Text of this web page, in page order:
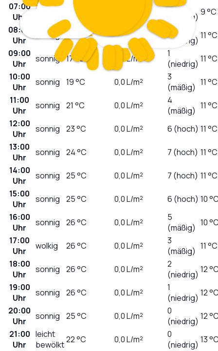
07:00
Uhr
sonnig °C
0
(niedrig) 9 °C
08:00
Uhr
sonnig 12 °C 0,0L/m²
(niedrig) 11 °C
09:00
Uhr
sonnig 17°C L/m²
1
(niedrig) 11 °C
10:00
Uhr
sonnig 19°C 0,0L/m²
3
(mäßig) 11 °C
11:00
Uhr
sonnig 21 °C 0,0L/m²
4
(mäßig) 11 °C
12:00
Uhr
sonnig 23°C 0,0L/m² 6 (hoch) 11 °C
13:00
Uhr
sonnig 24°C 0,0L/m² 7 (hoch) 11 °C
14:00
Uhr
sonnig 25°C 0,0L/m² 7 (hoch) 11 °C
15:00
Uhr
sonnig 25°C 0,0L/m² 6 (hoch) 10
16:00
Uhr
sonnig 26°C 0,0L/m²
5
(mäßig) 10
17:00
Uhr
wolkig 26°C 0,0L/m²
3
(mäßig) 11 °C
18:00
Uhr
sonnig 26°C 0,0L/m²
2
(niedrig) 12
19:00
Uhr
sonnig 26°C 0,0L/m²
1
(niedrig) 12
20:00
Uhr
sonnig 25°C 0,0L/m²
0
(niedrig) 12
21:00
Uhr
leicht
bewölkt22°C 0,0L/m²
0
(niedrig) 13